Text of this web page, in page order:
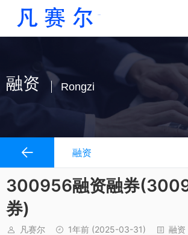
融资 Rongzi
融资
300956融资融券
券)
凡赛尔 1年前 (2025-03-31) 融资